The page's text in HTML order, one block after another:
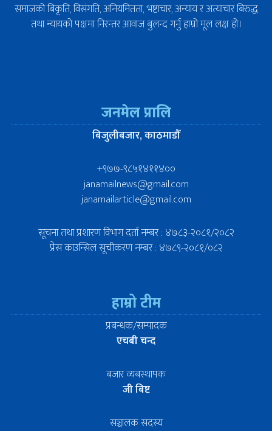
समाजको बिकृति, विसंगति, अनियमितता, भष्टाचार, अन्याय र अत्याचार बिरुद्ध
तथा न्यायको पक्षमा निरन्तर आवाज बुलन्द गर्नु हाम्रो मूल लक्ष हो।
जनमेल प्रालि
बिजुलीबजार, काठमाडौँ
+९७७-९८५१४११४००
janamailnews@gmail.com
janamailarticle@gmail.com
सूचना तथा प्रशारण विभाग दर्ता नम्बर : ४७८३-२०८१/२०८२
प्रेस काउन्सिल सूचीकरण नम्बर : ४७८९-२०८१/०८२
हाम्रो टीम
प्रबन्धक/सम्पादक
एचबी चन्द
बजार व्यबस्थापक
जी बिष्ट
सञ्चालक सदस्य